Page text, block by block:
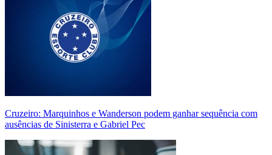
Cruzeiro: Marquinhos e Wanderson podem ganhar sequência com
ausências de Sinisterra e Gabriel Pec